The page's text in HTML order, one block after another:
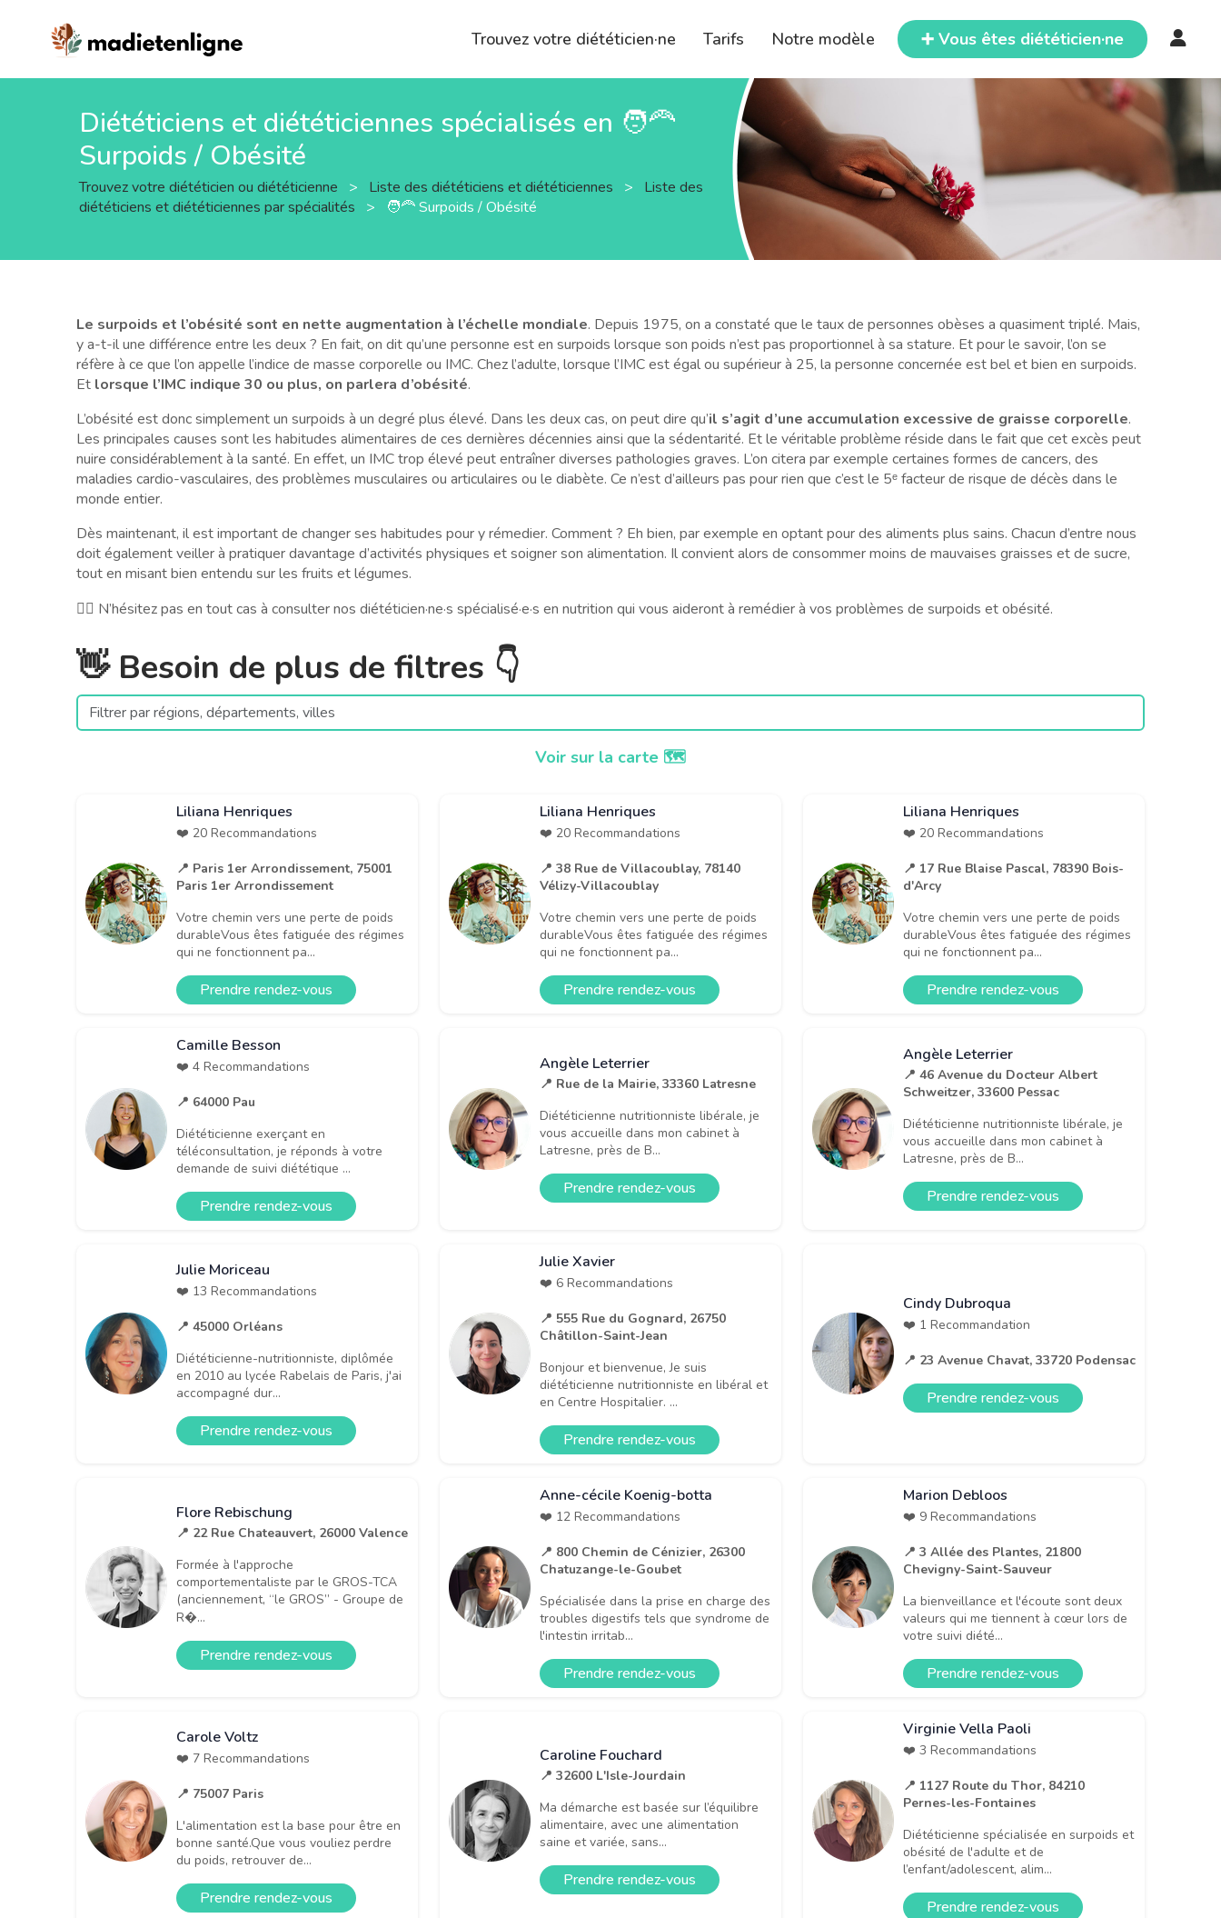
Trouvez votre diététicien·ne Tarifs Notre modèle ➕ Vous êtes diététicien·ne
Diététiciens et diététiciennes spécialisés en 🧑‍🦰
Surpoids / Obésité
Trouvez votre diététicien ou diététicienne > Liste des diététiciens et diététiciennes >
Liste des
diététiciens et diététiciennes par spécialités
> 🧑‍🦰 Surpoids / Obésité
Le surpoids et l’obésité sont en nette augmentation à l’échelle mondiale. Depuis 1975, on a constaté que le taux de personnes obèses a quasiment triplé. Mais,
y a-t-il une différence entre les deux ? En fait, on dit qu’une personne est en surpoids lorsque son poids n’est pas proportionnel à sa stature. Et pour le savoir, l’on se
réfère à ce que l’on appelle l’indice de masse corporelle ou IMC. Chez l’adulte, lorsque l’IMC est égal ou supérieur à 25, la personne concernée est bel et bien en surpoids.
Et lorsque l’IMC indique 30 ou plus, on parlera d’obésité.
L’obésité est donc simplement un surpoids à un degré plus élevé. Dans les deux cas, on peut dire qu’il s’agit d’une accumulation excessive de graisse corporelle.
Les principales causes sont les habitudes alimentaires de ces dernières décennies ainsi que la sédentarité. Et le véritable problème réside dans le fait que cet excès peut
nuire considérablement à la santé. En effet, un IMC trop élevé peut entraîner diverses pathologies graves. L’on citera par exemple certaines formes de cancers, des
maladies cardio-vasculaires, des problèmes musculaires ou articulaires ou le diabète. Ce n’est d’ailleurs pas pour rien que c’est le 5ᵉ facteur de risque de décès dans le
monde entier.
Dès maintenant, il est important de changer ses habitudes pour y rémedier. Comment ? Eh bien, par exemple en optant pour des aliments plus sains. Chacun d’entre nous
doit également veiller à pratiquer davantage d’activités physiques et soigner son alimentation. Il convient alors de consommer moins de mauvaises graisses et de sucre,
tout en misant bien entendu sur les fruits et légumes.
🧑‍⚕️ N’hésitez pas en tout cas à consulter nos diététicien·ne·s spécialisé·e·s en nutrition qui vous aideront à remédier à vos problèmes de surpoids et obésité.
👋 Besoin de plus de filtres 👇
Voir sur la carte 🗺️
Liliana Henriques
❤️ 20 Recommandations
📍 Paris 1er Arrondissement, 75001
Paris 1er Arrondissement
Votre chemin vers une perte de poids
durableVous êtes fatiguée des régimes
qui ne fonctionnent pa...
Prendre rendez-vous
Liliana Henriques
❤️ 20 Recommandations
📍 38 Rue de Villacoublay, 78140
Vélizy-Villacoublay
Votre chemin vers une perte de poids
durableVous êtes fatiguée des régimes
qui ne fonctionnent pa...
Prendre rendez-vous
Liliana Henriques
❤️ 20 Recommandations
📍 17 Rue Blaise Pascal, 78390 Bois-
d'Arcy
Votre chemin vers une perte de poids
durableVous êtes fatiguée des régimes
qui ne fonctionnent pa...
Prendre rendez-vous
Camille Besson
❤️ 4 Recommandations
📍 64000 Pau
Diététicienne exerçant en
téléconsultation, je réponds à votre
demande de suivi diététique ...
Prendre rendez-vous
Angèle Leterrier
📍 Rue de la Mairie, 33360 Latresne
Diététicienne nutritionniste libérale, je
vous accueille dans mon cabinet à
Latresne, près de B...
Prendre rendez-vous
Angèle Leterrier
📍 46 Avenue du Docteur Albert
Schweitzer, 33600 Pessac
Diététicienne nutritionniste libérale, je
vous accueille dans mon cabinet à
Latresne, près de B...
Prendre rendez-vous
Julie Moriceau
❤️ 13 Recommandations
📍 45000 Orléans
Diététicienne-nutritionniste, diplômée
en 2010 au lycée Rabelais de Paris, j'ai
accompagné dur...
Prendre rendez-vous
Julie Xavier
❤️ 6 Recommandations
📍 555 Rue du Gognard, 26750
Châtillon-Saint-Jean
Bonjour et bienvenue, Je suis
diététicienne nutritionniste en libéral et
en Centre Hospitalier. ...
Prendre rendez-vous
Cindy Dubroqua
❤️ 1 Recommandation
📍 23 Avenue Chavat, 33720 Podensac
Prendre rendez-vous
Flore Rebischung
📍 22 Rue Chateauvert, 26000 Valence
Formée à l'approche
comportementaliste par le GROS-TCA
(anciennement, “le GROS” - Groupe de
R�...
Prendre rendez-vous
Anne-cécile Koenig-botta
❤️ 12 Recommandations
📍 800 Chemin de Cénizier, 26300
Chatuzange-le-Goubet
Spécialisée dans la prise en charge des
troubles digestifs tels que syndrome de
l'intestin irritab...
Prendre rendez-vous
Marion Debloos
❤️ 9 Recommandations
📍 3 Allée des Plantes, 21800
Chevigny-Saint-Sauveur
La bienveillance et l'écoute sont deux
valeurs qui me tiennent à cœur lors de
votre suivi diété...
Prendre rendez-vous
Carole Voltz
❤️ 7 Recommandations
📍 75007 Paris
L'alimentation est la base pour être en
bonne santé.Que vous vouliez perdre
du poids, retrouver de...
Prendre rendez-vous
Caroline Fouchard
📍 32600 L'Isle-Jourdain
Ma démarche est basée sur l’équilibre
alimentaire, avec une alimentation
saine et variée, sans...
Prendre rendez-vous
Virginie Vella Paoli
❤️ 3 Recommandations
📍 1127 Route du Thor, 84210
Pernes-les-Fontaines
Diététicienne spécialisée en surpoids et
obésité de l'adulte et de
l’enfant/adolescent, alim...
Prendre rendez-vous